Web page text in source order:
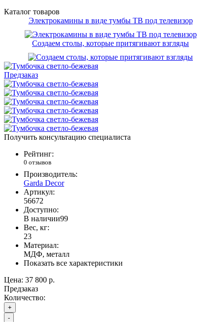
Каталог товаров
Электрокамины в виде тумбы ТВ под телевизор
Создаем столы, которые притягивают взгляды
Предзаказ
Получить консультацию специалиста
Рейтинг:
0 отзывов
Производитель:
Garda Decor
Артикул:
56672
Доступно:
В наличии99
Вес, кг:
23
Материал:
МДФ, металл
Показать все характеристики
Цена: 37 800 р.
Предзаказ
Количество:
+
-